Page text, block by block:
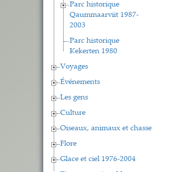
Parc historique
Qaummaarviit 1987-
2003
Parc historique
Kekerten 1980
Voyages
Événements
Les gens
Culture
Oiseaux, animaux et chasse
Flore
Glace et ciel 1976-2004